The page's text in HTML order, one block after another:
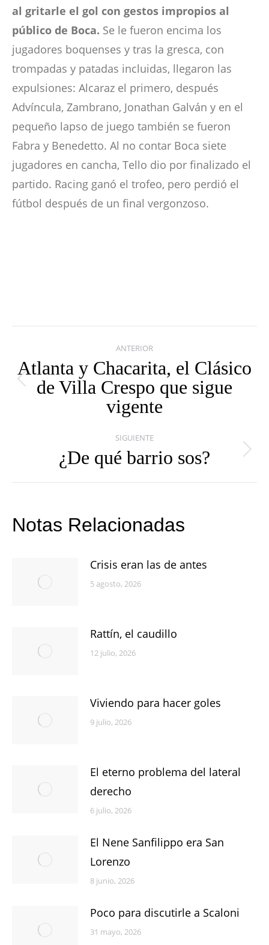
al gritarle el gol con gestos impropios al
público de Boca. Se le fueron encima los
jugadores boquenses y tras la gresca, con
trompadas y patadas incluidas, llegaron las
expulsiones: Alcaraz el primero, después
Advíncula, Zambrano, Jonathan Galván y en el
pequeño lapso de juego también se fueron
Fabra y Benedetto. Al no contar Boca siete
jugadores en cancha, Tello dio por finalizado el
partido. Racing ganó el trofeo, pero perdió el
fútbol después de un final vergonzoso.
Navegación
entre
publicaciones
ANTERIOR
Publicación
anterior:
Atlanta y Chacarita, el Clásico
de Villa Crespo que sigue
vigente
SIGUIENTE
Publicación
¿De qué barrio sos?
Notas Relacionadas
Crisis eran las de antes
5 agosto, 2026
Rattín, el caudillo
12 julio, 2026
Viviendo para hacer goles
9 julio, 2026
El eterno problema del lateral
derecho
6 julio, 2026
El Nene Sanfilippo era San
Lorenzo
8 junio, 2026
Poco para discutirle a Scaloni
31 mayo, 2026